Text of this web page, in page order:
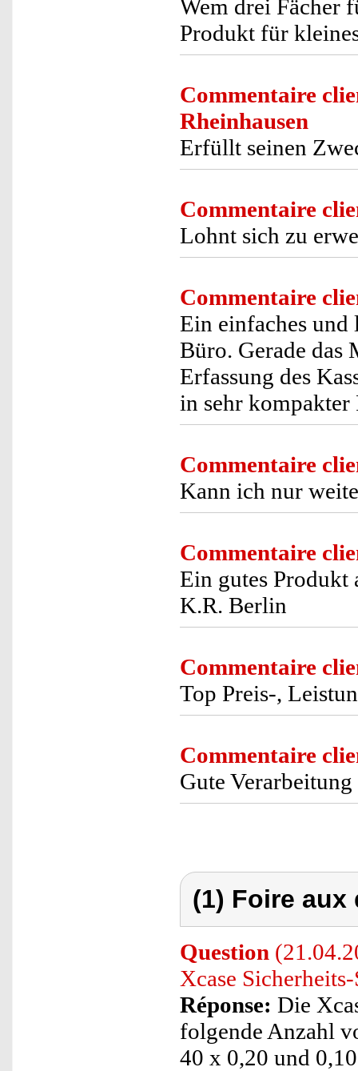
Wem drei Fächer
Produkt für
Commentaire
Rheinhausen
Erfüllt seinen
Commentaire
Lohnt sich zu
Commentaire
Ein einfaches und
Büro. Gerade das
Erfassung des
in sehr
Commentaire
Kann ich nur
Commentaire
Ein gutes Produkt
K.R. Berlin
Commentaire
Top Preis-,
Commentaire
Gute
(1) Foire
Question
Xcase
Réponse: Die
folgende Anzahl
40 x 0,20 und